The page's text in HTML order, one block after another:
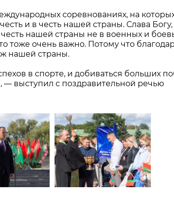
соревнованиях, на
и в честь нашей страны. Слава Богу,
нашей страны не в военных и
тоже очень важно. Потому что
нашей страны.
в спорте, и добиваться больших
выступил с поздравительной речью